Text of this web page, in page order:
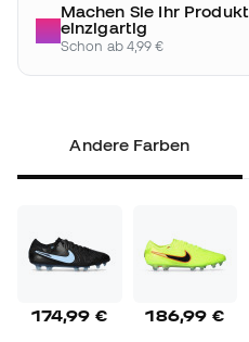
Machen Sie Ihr Produkt
einzigartig
Schon ab 4,99 €
Andere Farben
174,99 € 186,99 €